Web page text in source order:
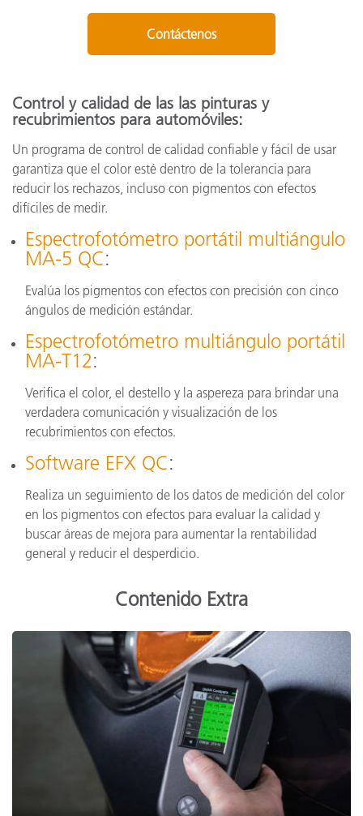
Contáctenos
Control y calidad de las las pinturas y
recubrimientos para automóviles:
Un programa de control de calidad confiable y fácil de usar
garantiza que el color esté dentro de la tolerancia para
reducir los rechazos, incluso con pigmentos con efectos
difíciles de medir.
Espectrofotómetro portátil multiángulo
MA-5 QC:
Evalúa los pigmentos con efectos con precisión con cinco
ángulos de medición estándar.
Espectrofotómetro multiángulo portátil
MA-T12:
Verifica el color, el destello y la aspereza para brindar una
verdadera comunicación y visualización de los
recubrimientos con efectos.
Software EFX QC:
Realiza un seguimiento de los datos de medición del color
en los pigmentos con efectos para evaluar la calidad y
buscar áreas de mejora para aumentar la rentabilidad
general y reducir el desperdicio.
Contenido Extra